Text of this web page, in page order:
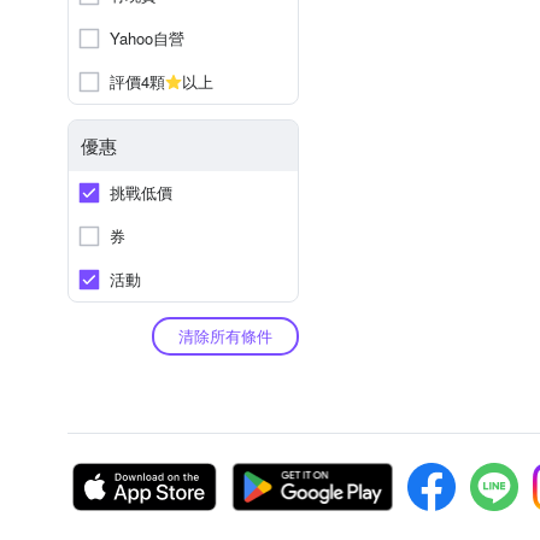
Yahoo自營
評價4顆
以上
優惠
挑戰低價
券
活動
清除所有條件